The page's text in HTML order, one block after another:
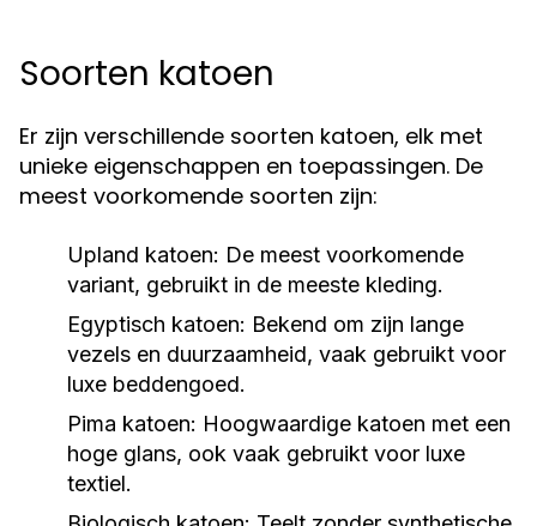
Soorten katoen
Er zijn verschillende soorten katoen, elk met
unieke eigenschappen en toepassingen. De
meest voorkomende soorten zijn:
Upland katoen: De meest voorkomende
variant, gebruikt in de meeste kleding.
Egyptisch katoen: Bekend om zijn lange
vezels en duurzaamheid, vaak gebruikt voor
luxe beddengoed.
Pima katoen: Hoogwaardige katoen met een
hoge glans, ook vaak gebruikt voor luxe
textiel.